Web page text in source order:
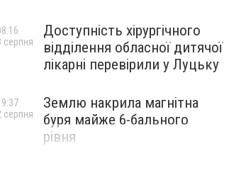
Доступність хірургічного
відділення обласної дитячої
лікарні перевірили у Луцьку
серпня
Землю накрила магнітна
буря майже 6-бального
рівня
серпня